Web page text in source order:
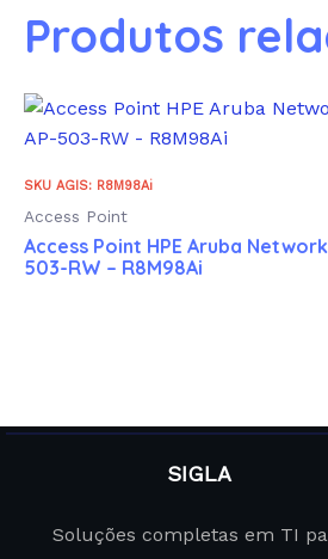
Produtos
SKU AGIS: R8M98Ai
Access Point
Access Point HPE Aruba
503-RW – R8M98Ai
SIGLA
Soluções completas em TI